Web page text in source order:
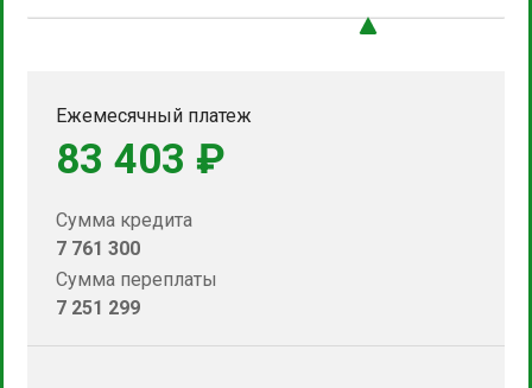
Ежемесячный платеж
83 403 ₽
Сумма кредита
7 761 300
Сумма переплаты
7 251 299